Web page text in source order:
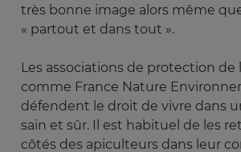
très bonne image alors même
« partout et dans tout ».
Les associations de protection de
comme France Nature
défendent le droit de vivre dans
sain et sûr. Il est habituel de les
côtés des apiculteurs dans leur